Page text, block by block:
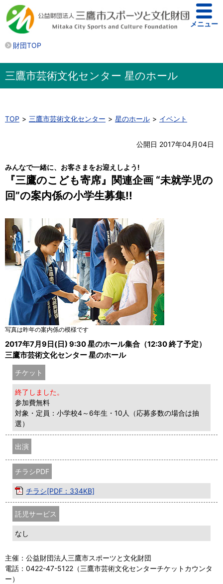
財団TOP
メニュー
三鷹市芸術文化センター 星のホール
TOP 三鷹市芸術文化センター 星のホール イベント
公開日 2017年04月04日
みんなで一緒に、お客さまをお迎えしよう!
『三鷹のこども寄席』関連企画 “未就学児の
回”の案内係の小学生募集!!
写真は昨年の案内係の模様です
2017年7月9日(日) 9:30 星のホール集合（12:30 終了予定）
三鷹市芸術文化センター 星のホール
チケット
終了しました。
参加費無料
対象・定員：小学校4～6年生・10人（応募多数の場合は抽
選）
出演
チラシPDF
チラシ[PDF：334KB]
託児サービス
なし
主催：公益財団法人三鷹市スポーツと文化財団
電話：0422-47-5122（三鷹市芸術文化センターチケットカウンタ
ー）